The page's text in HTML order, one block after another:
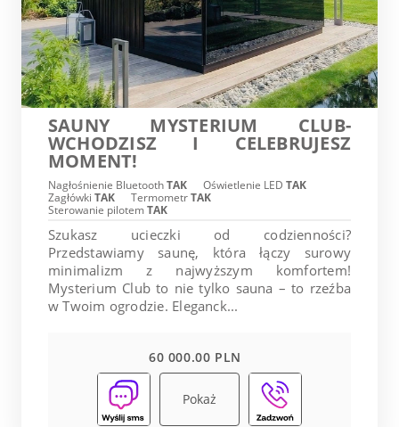
SAUNY MYSTERIUM CLUB-
WCHODZISZ I CELEBRUJESZ
MOMENT!
Nagłośnienie BluetoothTAK Oświetlenie LED TAK
Zagłówki TAK TermometrTAK
Sterowanie pilotemTAK
Szukasz ucieczki od codzienności?
Przedstawiamy saunę, która łączy surowy
minimalizm z najwyższym komfortem!
Mysterium Club to nie tylko sauna – to rzeźba
w Twoim ogrodzie. Eleganck...
60 000.00 PLN
Pokaż